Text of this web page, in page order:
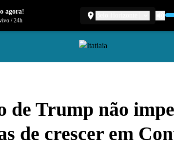
de Trump não
de crescer em
agora!
/24h